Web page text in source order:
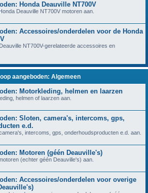
Honda Deauville NT700V
Deauville NT700V motoren aan.
Accessoires/onderdelen voor de Honda
NT700V-gerelateerde accessoires en
aangeboden: Algemeen
Motorkleding, helmen en laarzen
helmen of laarzen aan.
Sloten, camera's, intercoms, gps,
e.d.
intercoms, gps, onderhoudsproducten e.d. aan.
Motoren (géén Deauville's)
(echter géén Deauville's) aan.
Accessoires/onderdelen voor overige